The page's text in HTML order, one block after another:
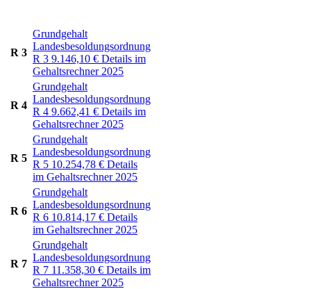
R 3
Grundgehalt
Landesbesoldungsordnung
R 3 9.146,10 € Details im
Gehaltsrechner 2025
R 4
Grundgehalt
Landesbesoldungsordnung
R 4 9.662,41 € Details im
Gehaltsrechner 2025
R 5
Grundgehalt
Landesbesoldungsordnung
R 5 10.254,78 € Details
im Gehaltsrechner 2025
R 6
Grundgehalt
Landesbesoldungsordnung
R 6 10.814,17 € Details
im Gehaltsrechner 2025
R 7
Grundgehalt
Landesbesoldungsordnung
R 7 11.358,30 € Details im
Gehaltsrechner 2025